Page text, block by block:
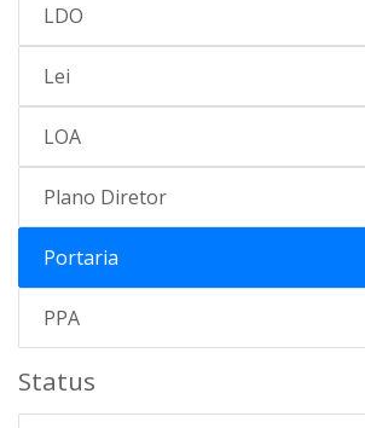
LDO
Lei
LOA
Plano Diretor
Portaria
PPA
Status